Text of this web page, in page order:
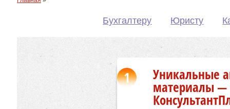
Бухгалтеру Юристу
1 Уникальные
материалы —